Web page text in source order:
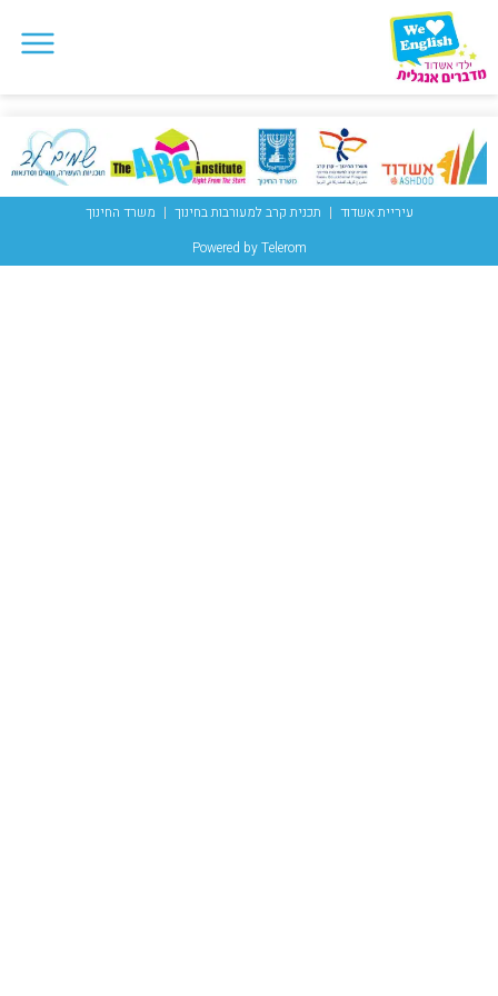
עיריית אשדוד תכנית קרב למעורבות בחינוך
משרד החינוך
Powered by Telerom